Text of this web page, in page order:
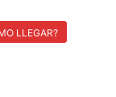
Más información
LLEGAR?